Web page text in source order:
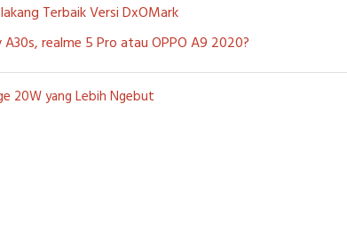
Terbaik Versi DxOMark
A30s, realme 5 Pro atau OPPO A9 2020?
20W yang Lebih Ngebut